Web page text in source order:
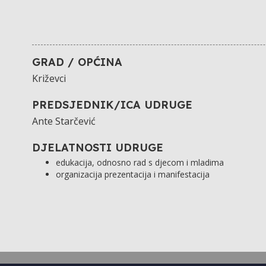
GRAD / OPĆINA
Križevci
PREDSJEDNIK/ICA UDRUGE
Ante Starčević
DJELATNOSTI UDRUGE
edukacija, odnosno rad s djecom i mladima
organizacija prezentacija i manifestacija